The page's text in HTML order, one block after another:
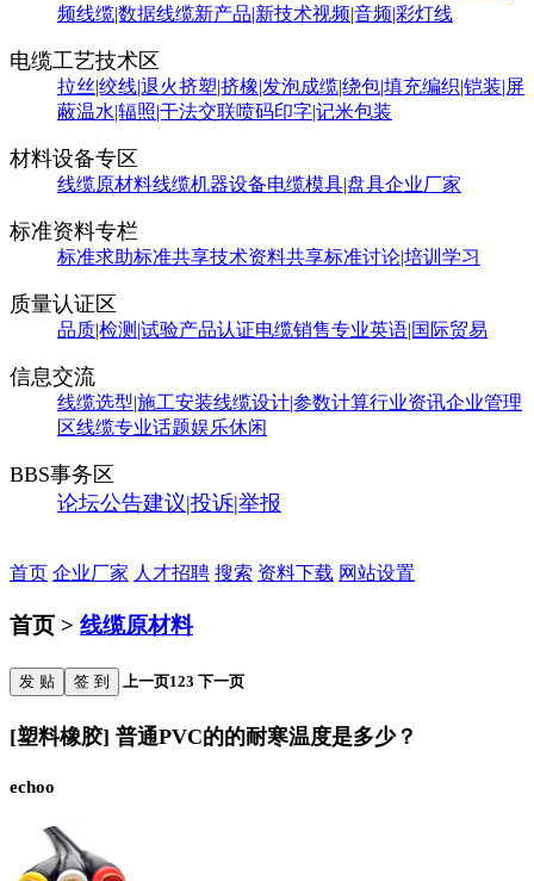
频线缆|数据线缆新产品|新技术视频|音频|彩灯线
电缆工艺技术区
拉丝|绞线|退火挤塑|挤橡|发泡成缆|绕包|填充编织|铠装|屏
蔽温水|辐照|干法交联喷码印字|记米包装
材料设备专区
线缆原材料线缆机器设备电缆模具|盘具企业厂家
标准资料专栏
标准求助标准共享技术资料共享标准讨论|培训学习
质量认证区
品质|检测|试验产品认证电缆销售专业英语|国际贸易
信息交流
线缆选型|施工安装线缆设计|参数计算行业资讯企业管理
区线缆专业话题娱乐休闲
BBS事务区
论坛公告建议|投诉|举报
首页 企业厂家 人才招聘 搜索 资料下载 网站设置
首页 > 线缆原材料
发 贴 签 到 上一页123 下一页
[塑料橡胶] 普通PVC的的耐寒温度是多少？
echoo